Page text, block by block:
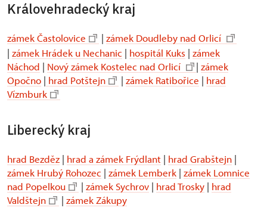
Královehradecký kraj
zámek Častolovice | zámek Doudleby nad Orlicí
| zámek Hrádek u Nechanic | hospitál Kuks | zámek
Náchod | Nový zámek Kostelec nad Orlicí | zámek
Opočno | hrad Potštejn | zámek Ratibořice | hrad
Vízmburk
Liberecký kraj
hrad Bezděz | hrad a zámek Frýdlant | hrad Grabštejn |
zámek Hrubý Rohozec | zámek Lemberk | zámek Lomnice
nad Popelkou
| zámek Sychrov | hrad Trosky | hrad
Valdštejn
| zámek Zákupy